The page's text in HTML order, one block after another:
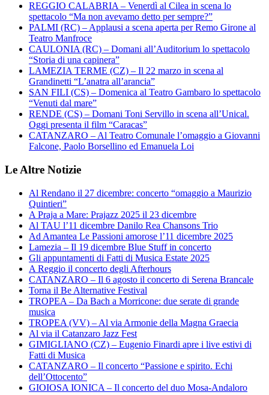
REGGIO CALABRIA – Venerdì al Cilea in scena lo
spettacolo “Ma non avevamo detto per sempre?”
PALMI (RC) – Applausi a scena aperta per Remo Girone al
Teatro Manfroce
CAULONIA (RC) – Domani all’Auditorium lo spettacolo
“Storia di una capinera”
LAMEZIA TERME (CZ) – Il 22 marzo in scena al
Grandinetti “L’anatra all’arancia”
SAN FILI (CS) – Domenica al Teatro Gambaro lo spettacolo
“Venuti dal mare”
RENDE (CS) – Domani Toni Servillo in scena all’Unical.
Oggi presenta il film “Caracas”
CATANZARO – Al Teatro Comunale l’omaggio a Giovanni
Falcone, Paolo Borsellino ed Emanuela Loi
Le Altre Notizie
Al Rendano il 27 dicembre: concerto “omaggio a Maurizio
Quintieri”
A Praja a Mare: Prajazz 2025 il 23 dicembre
Al TAU l’11 dicembre Danilo Rea Chansons Trio
Ad Amantea Le Passioni amorose l’11 dicembre 2025
Lamezia – Il 19 dicembre Blue Stuff in concerto
Gli appuntamenti di Fatti di Musica Estate 2025
A Reggio il concerto degli Afterhours
CATANZARO – Il 6 agosto il concerto di Serena Brancale
Torna il Be Alternative Festival
TROPEA – Da Bach a Morricone: due serate di grande
musica
TROPEA (VV) – Al via Armonie della Magna Graecia
Al via il Catanzaro Jazz Fest
GIMIGLIANO (CZ) – Eugenio Finardi apre i live estivi di
Fatti di Musica
CATANZARO – Il concerto “Passione e spirito. Echi
dell’Ottocento”
GIOIOSA IONICA – Il concerto del duo Mosa-Andaloro